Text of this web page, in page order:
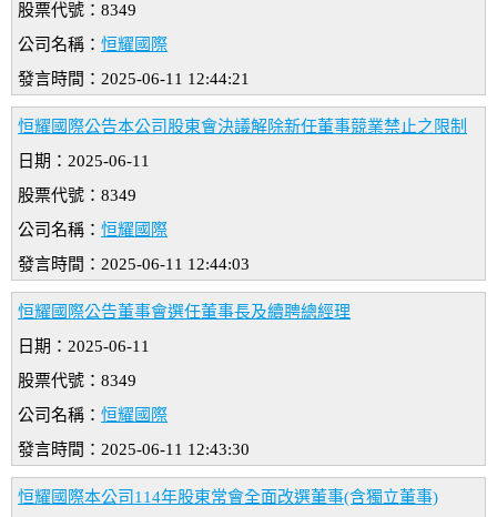
股票代號：8349
公司名稱： 恒耀國際
發言時間：2025-06-11 12:44:21
恒耀國際公告本公司股東會決議解除新任董事競業禁止之限制
日期：2025-06-11
股票代號：8349
公司名稱： 恒耀國際
發言時間：2025-06-11 12:44:03
恒耀國際公告董事會選任董事長及續聘總經理
日期：2025-06-11
股票代號：8349
公司名稱： 恒耀國際
發言時間：2025-06-11 12:43:30
恒耀國際本公司114年股東常會全面改選董事(含獨立董事)